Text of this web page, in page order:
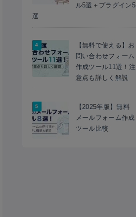
ル5選＋プラグイン5
選
【無料で使える】お
問い合わせフォーム
作成ツール11選！注
意点も詳しく解説
【2025年版】無料
メールフォーム作成
ツール比較